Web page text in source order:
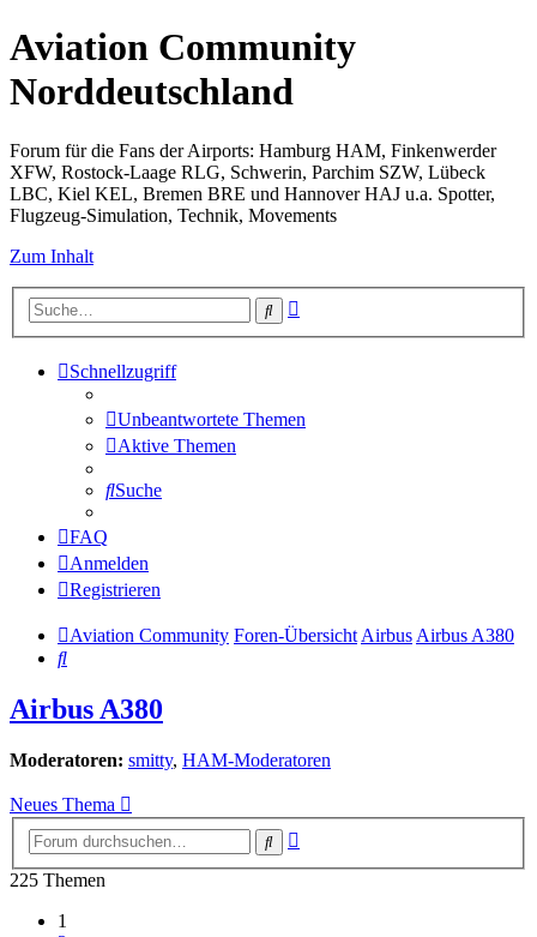
Aviation Community
Norddeutschland
Forum für die Fans der Airports: Hamburg HAM, Finkenwerder
XFW, Rostock-Laage RLG, Schwerin, Parchim SZW, Lübeck
LBC, Kiel KEL, Bremen BRE und Hannover HAJ u.a. Spotter,
Flugzeug-Simulation, Technik, Movements
Zum Inhalt
Suche
Schnellzugriff
Unbeantwortete Themen
Aktive Themen
Suche
FAQ
Anmelden
Registrieren
Aviation Community Foren-ÜbersichtAirbusAirbus A380
Suche
Airbus A380
Moderatoren: smitty, HAM-Moderatoren
Neues Thema
Suche
225 Themen
1